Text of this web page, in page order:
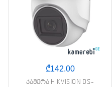
₾142.00
კამერა HIKVISION DS-